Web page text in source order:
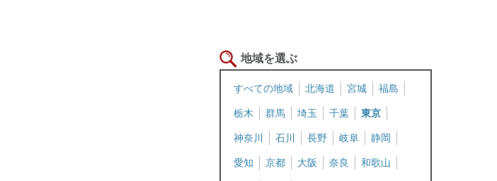
地域を選ぶ
すべての地域 北海道 宮城 福島
栃木 群馬 埼玉 千葉 東京
神奈川 石川 長野 岐阜 静岡
愛知 京都 大阪 奈良 和歌山